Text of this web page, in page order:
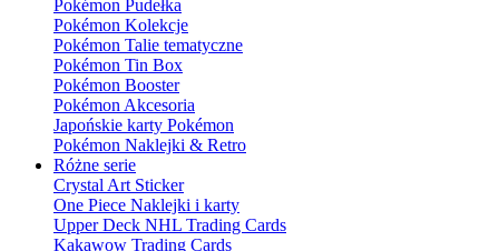
Pokémon Pudełka
Pokémon Kolekcje
Pokémon Talie tematyczne
Pokémon Tin Box
Pokémon Booster
Pokémon Akcesoria
Japońskie karty Pokémon
Pokémon Naklejki & Retro
Różne serie
Crystal Art Sticker
One Piece Naklejki i karty
Upper Deck NHL Trading Cards
Kakawow Trading Cards